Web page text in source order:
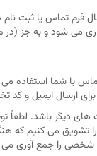
فرم تماس یا ثبت
می شود و به جز (در
با شما استفاده
ارسال ایمیل و کد
باشد. لطفاً توجه
می کنیم که
را جمع آوری می